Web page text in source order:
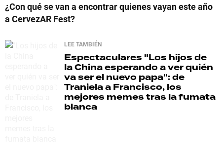
¿Con qué se van a encontrar quienes vayan este año
a CervezAR Fest?
LEE TAMBIÉN
Espectaculares "Los hijos de
la China esperando a ver quién
va ser el nuevo papa": de
Traniela a Francisco, los
mejores memes tras la fumata
blanca